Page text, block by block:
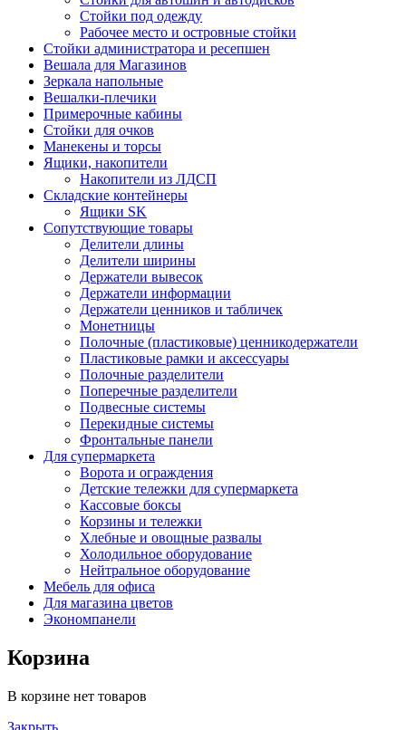
Стойки под одежду
Рабочее место и островные стойки
Стойки администратора и ресепшен
Вешала для Магазинов
Зеркала напольные
Вешалки-плечики
Примерочные кабины
Стойки для очков
Манекены и торсы
Ящики, накопители
Накопители из ЛДСП
Складские контейнеры
Ящики SK
Сопутствующие товары
Делители длины
Делители ширины
Держатели вывесок
Держатели информации
Держатели ценников и табличек
Монетницы
Полочные (пластиковые) ценникодержатели
Пластиковые рамки и аксессуары
Полочные разделители
Поперечные разделители
Подвесные системы
Перекидные системы
Фронтальные панели
Для супермаркета
Ворота и ограждения
Детские тележки для супермаркета
Кассовые боксы
Корзины и тележки
Хлебные и овощные развалы
Холодильное оборудование
Нейтральное оборудование
Мебель для офиса
Для магазина цветов
Экономпанели
Корзина
В корзине нет товаров
Закрыть